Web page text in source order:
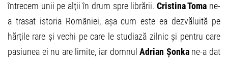
întrecem unii pe alții în drum spre librării. Cristina Toma ne-
a trasat istoria României, așa cum este ea dezvăluită pe
hărțile rare și vechi pe care le studiază zilnic și pentru care
pasiunea ei nu are limite, iar domnulAdrian Șonkane-a dat